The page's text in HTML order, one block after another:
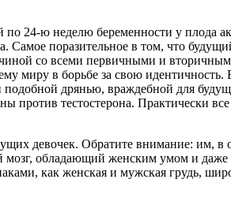
24-ю неделю беременности у плода
поразительное в том, что
со всеми первичными и
миру в борьбе за свою идентичность.
подобной дрянью, враждебной для
против тестостерона. Практически
девочек. Обратите внимание: им, в
обладающий женским умом и даже
как женская и мужская грудь,